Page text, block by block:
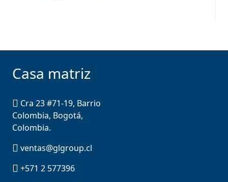
Casa matriz
Cra 23 #71-19, Barrio
Colombia, Bogotá,
Colombia.
ventas@glgroup.cl
+571 2 577396